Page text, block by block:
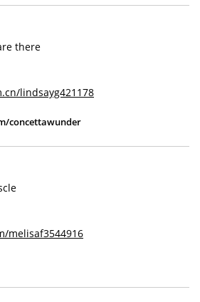
there
lindsayg421178
concettawunder
melisaf3544916